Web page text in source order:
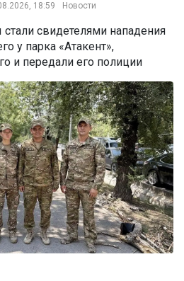
18:59 Новости
свидетелями нападения
у парка «Атакент»,
и передали его полиции